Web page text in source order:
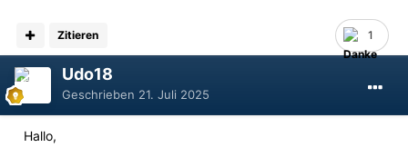
1
Zitieren
Udo18
Geschrieben 21. Juli 2025
Hallo,